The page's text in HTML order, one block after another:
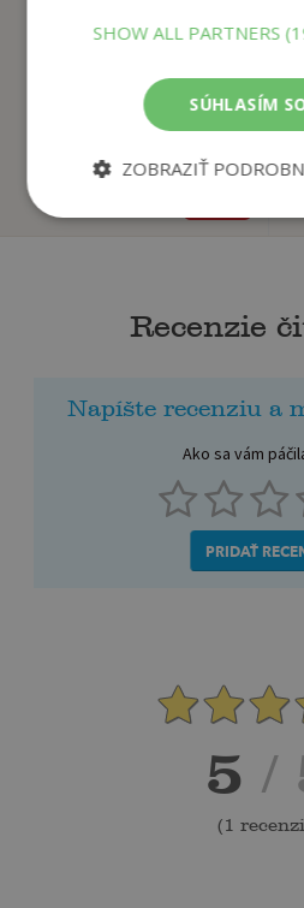
Herbárik – Príbehy
lúčnych kvietkov
Na sklade
Recenzie
Napíšte recenziu a
Ako sa vám
PRIDAŤ
5 /
(1
SHOW ALL PARTNERS
SÚHLASÍM
ZOBRAZIŤ